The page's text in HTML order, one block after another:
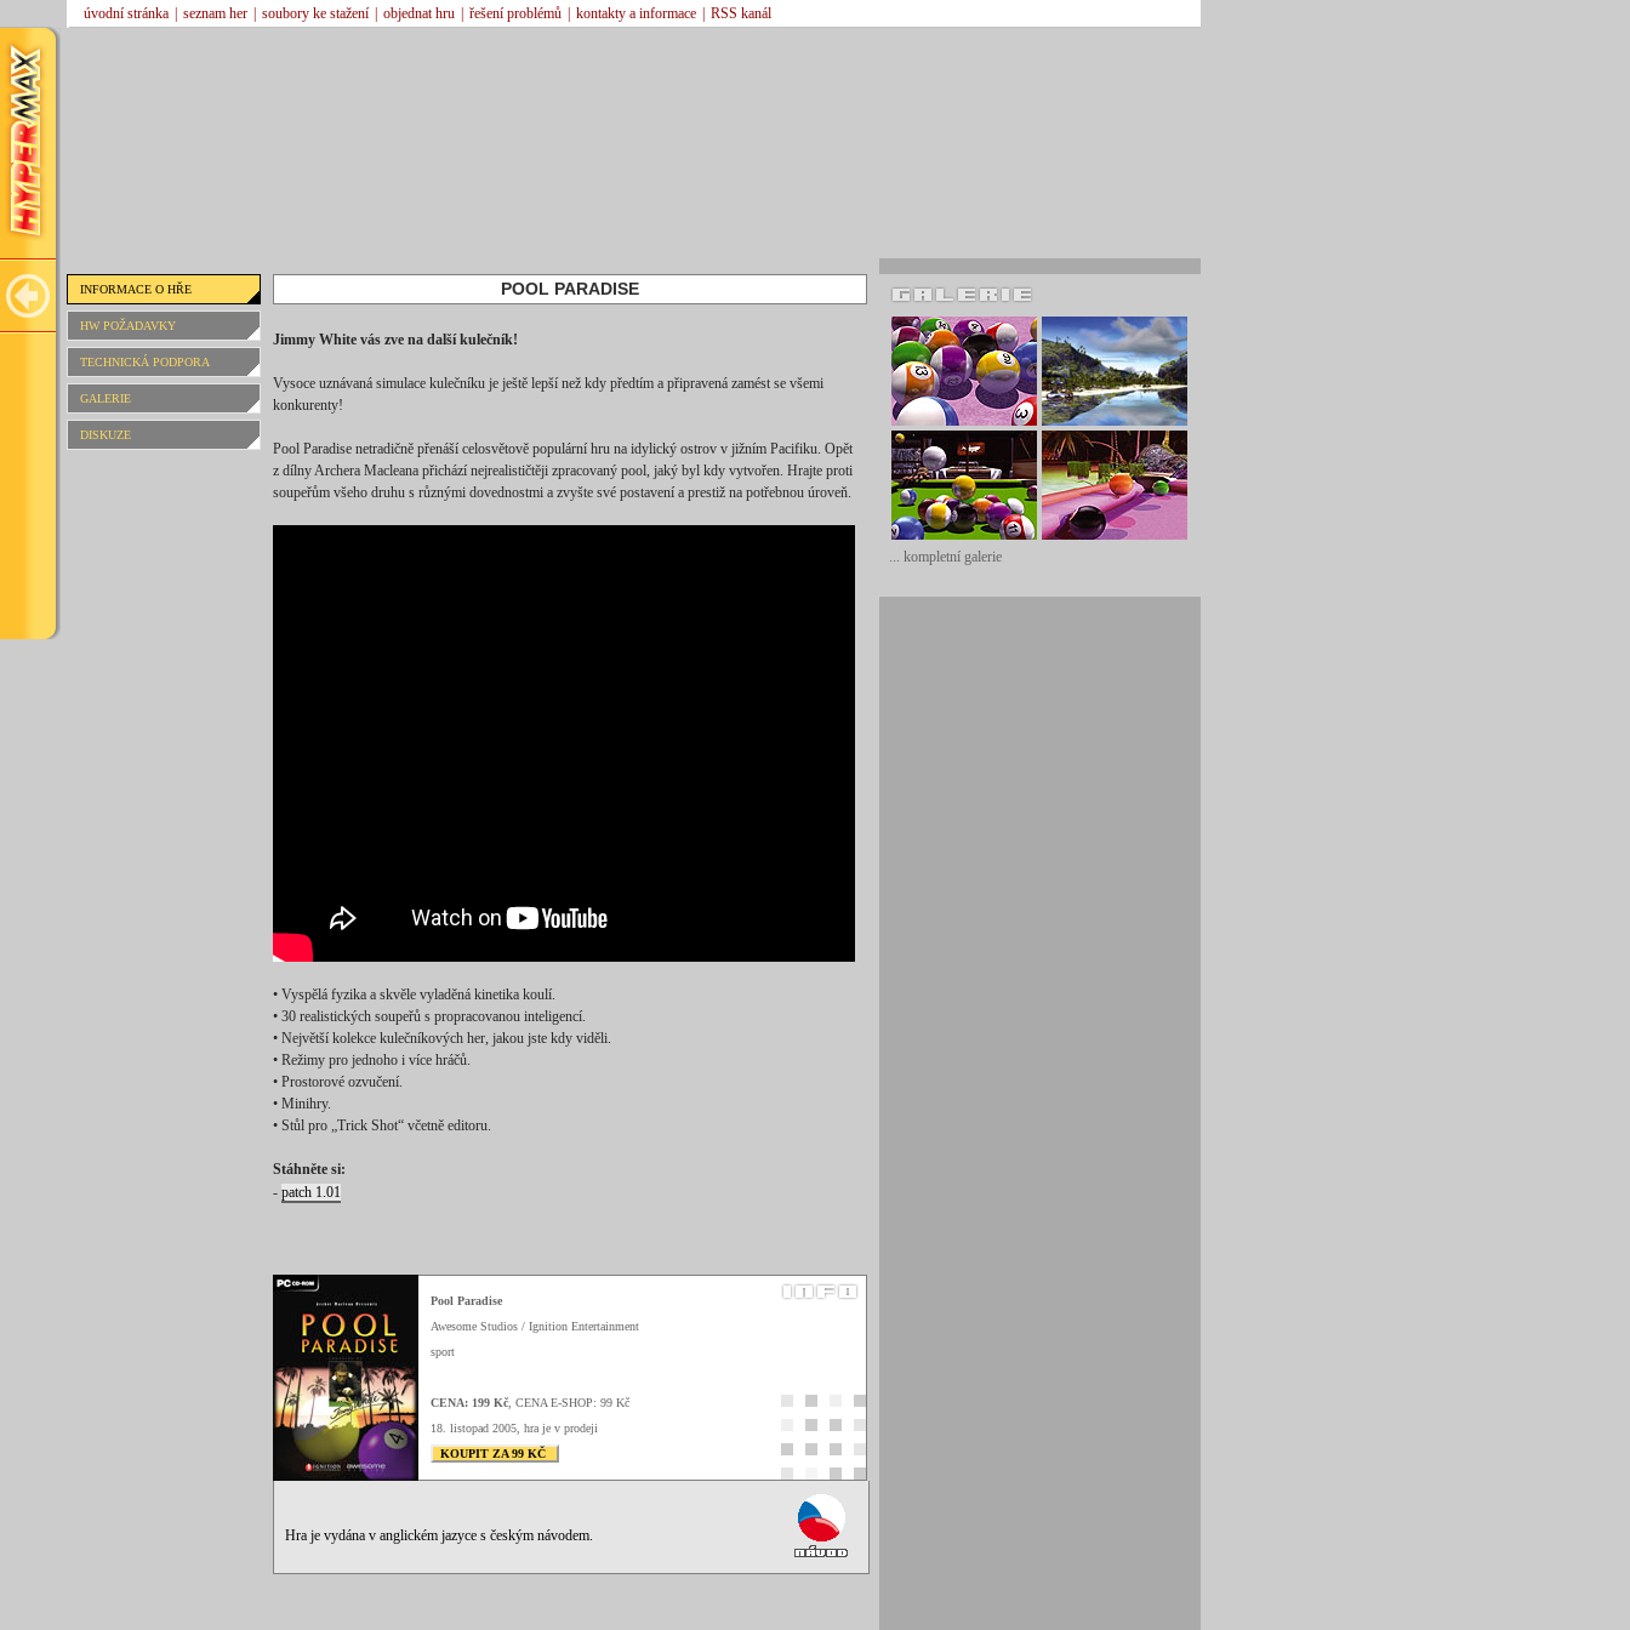
úvodní stránka seznam her soubory ke stažení objednat hru řešení problémů kontakty a informace RSS kanál
INFORMACE O HŘE
HW POŽADAVKY
TECHNICKÁ PODPORA
GALERIE
DISKUZE
POOL PARADISE
Jimmy White vás zve na další kulečník!
Vysoce uznávaná simulace kulečníku je ještě lepší než kdy předtím a připravená zamést se všemi
konkurenty!
Pool Paradise netradičně přenáší celosvětově populární hru na idylický ostrov v jižním Pacifiku. Opět
z dílny Archera Macleana přichází nejrealističtěji zpracovaný pool, jaký byl kdy vytvořen. Hrajte proti
soupeřům všeho druhu s různými dovednostmi a zvyšte své postavení a prestiž na potřebnou úroveň.
• Vyspělá fyzika a skvěle vyladěná kinetika koulí.
• 30 realistických soupeřů s propracovanou inteligencí.
• Největší kolekce kulečníkových her, jakou jste kdy viděli.
• Režimy pro jednoho i více hráčů.
• Prostorové ozvučení.
• Minihry.
• Stůl pro „Trick Shot“ včetně editoru.
Stáhněte si:
- patch 1.01
Pool Paradise
Awesome Studios / Ignition Entertainment
sport
CENA: 199 Kč , CENA E-SHOP: 99 Kč
18. listopad 2005, hra je v prodeji
KOUPIT ZA 99 KČ
Hra je vydána v anglickém jazyce s českým návodem.
... kompletní galerie